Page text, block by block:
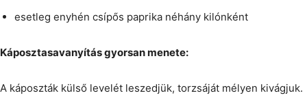
esetleg enyhén csípős paprika néhány kilónként
Káposztasavanyítás gyorsan menete:
A káposzták külső levelét leszedjük, torzsáját mélyen kivágjuk.